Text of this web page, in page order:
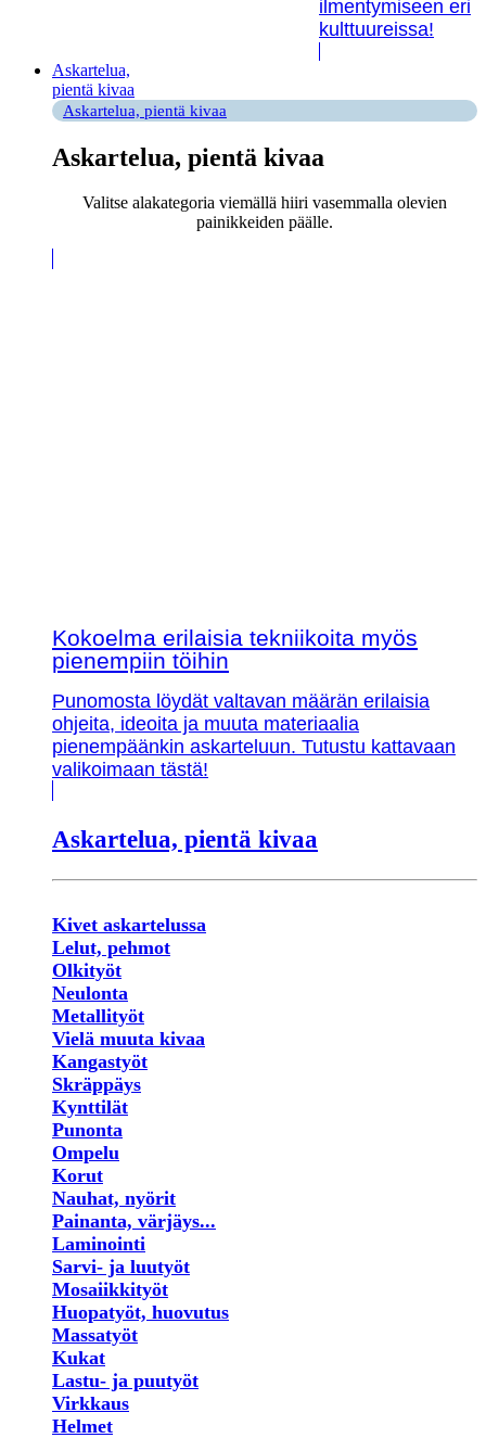
ilmentymiseen eri
kulttuureissa!
Askartelua,
pientä kivaa
Askartelua, pientä kivaa
Askartelua, pientä kivaa
Valitse alakategoria viemällä hiiri vasemmalla olevien
painikkeiden päälle.
Kokoelma erilaisia tekniikoita myös
pienempiin töihin
Punomosta löydät valtavan määrän erilaisia
ohjeita, ideoita ja muuta materiaalia
pienempäänkin askarteluun. Tutustu kattavaan
valikoimaan tästä!
Askartelua, pientä kivaa
Kivet askartelussa
Lelut, pehmot
Olkityöt
Neulonta
Metallityöt
Vielä muuta kivaa
Kangastyöt
Skräppäys
Kynttilät
Punonta
Ompelu
Korut
Nauhat, nyörit
Painanta, värjäys...
Laminointi
Sarvi- ja luutyöt
Mosaiikkityöt
Huopatyöt, huovutus
Massatyöt
Kukat
Lastu- ja puutyöt
Virkkaus
Helmet